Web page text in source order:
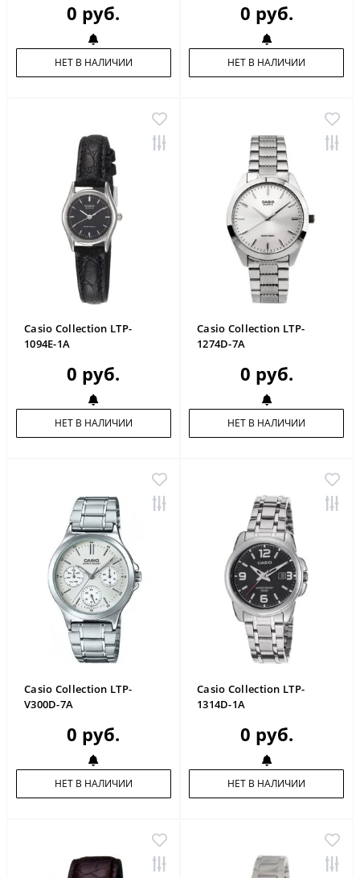
0 руб.
НЕТ В НАЛИЧИИ
0 руб.
НЕТ В НАЛИЧИИ
Casio Collection LTP-
1094E-1A
0 руб.
НЕТ В НАЛИЧИИ
Casio Collection LTP-
1274D-7A
0 руб.
НЕТ В НАЛИЧИИ
Casio Collection LTP-
V300D-7A
0 руб.
НЕТ В НАЛИЧИИ
Casio Collection LTP-
1314D-1A
0 руб.
НЕТ В НАЛИЧИИ